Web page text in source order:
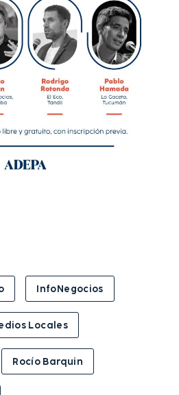
InfoNegocios
Locales
Rocío Barquin